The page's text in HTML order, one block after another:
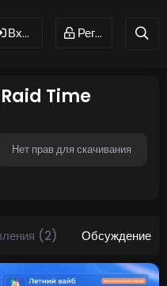
Вход Регистрация
Raid Time
Нет прав для скачивания
(2) Обсуждение